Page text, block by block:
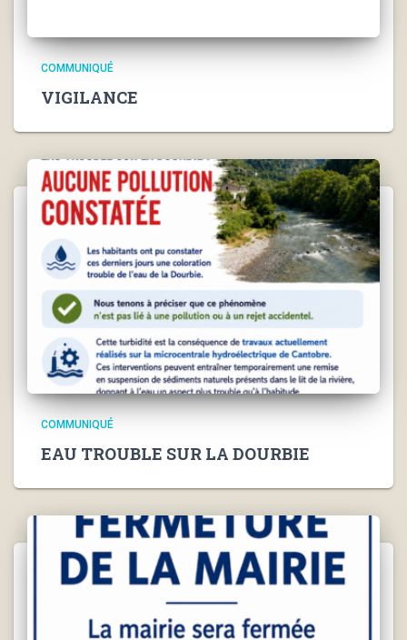
COMMUNIQUÉ
VIGILANCE
COMMUNIQUÉ
EAU TROUBLE SUR LA DOURBIE